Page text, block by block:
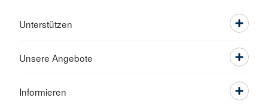
Unterstützen
Unsere Angebote
Informieren